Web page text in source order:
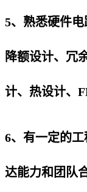
5、熟悉硬件
降额设计、冗
计、热设计、
6、有一定的
达能力和团队